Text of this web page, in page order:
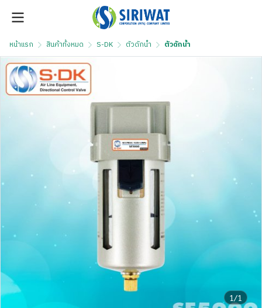
หน้าแรก สินค้าทั้งหมด S-DK ตัวดักน้ำ ตัวดักน้ำ
1/1